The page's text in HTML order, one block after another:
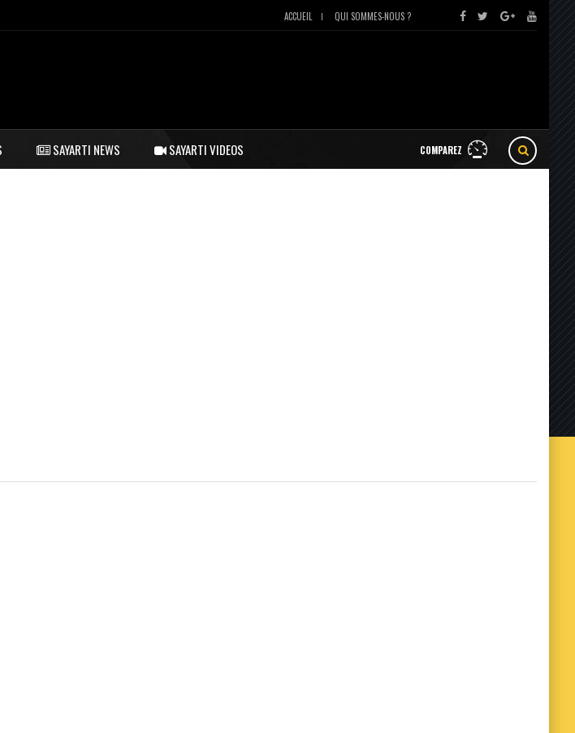
ACCUEIL QUI SOMMES-NOUS ?
COMPAREZ
SAYARTI NEWS SAYARTI VIDEOS